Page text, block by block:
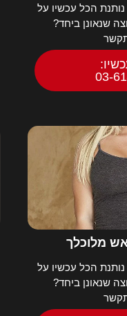
הכל עכשיו על
שנאונן ביחד?
03-
מלוכלך
הכל עכשיו על
שנאונן ביחד?